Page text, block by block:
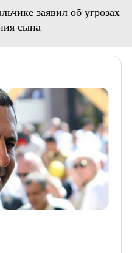
заявил об угрозах
сына